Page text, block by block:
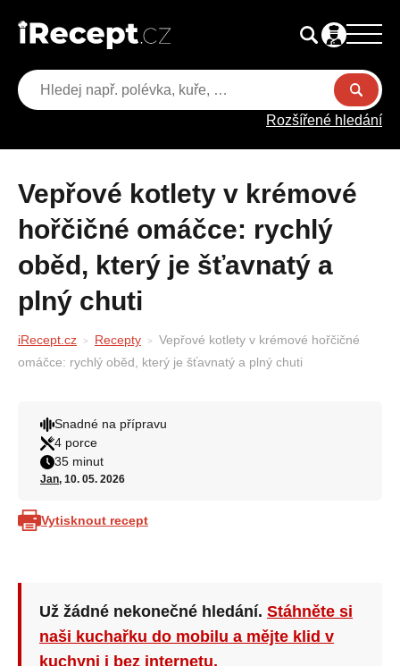
Rozšířené hledání
Vepřové kotlety v krémové
hořčičné omáčce: rychlý
oběd, který je šťavnatý a
plný chuti
iRecept.cz Recepty
Vepřové kotlety v krémové hořčičné
omáčce: rychlý oběd, který je šťavnatý a plný chuti
Snadné na přípravu
4 porce
35 minut
Jan, 10. 05. 2026
Vytisknout recept
Už žádné nekonečné hledání. Stáhněte si
naši kuchařku do mobilu a mějte klid v
kuchyni i bez internetu.